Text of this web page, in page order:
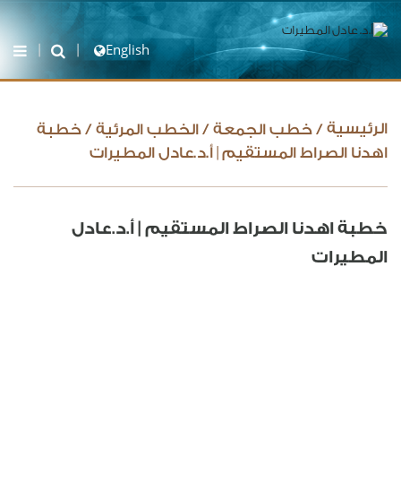
English
الرئيسية / خطب الجمعة / الخطب المرئية / خطبة
اهدنا الصراط المستقيم | أ.د.عادل المطيرات
خطبة اهدنا الصراط المستقيم | أ.د.عادل
المطيرات